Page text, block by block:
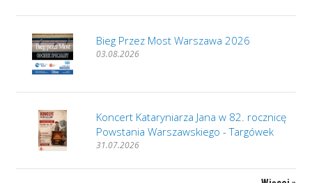
Bieg Przez Most Warszawa 2026
03.08.2026
Koncert Kataryniarza Jana w 82. rocznicę
Powstania Warszawskiego - Targówek
31.07.2026